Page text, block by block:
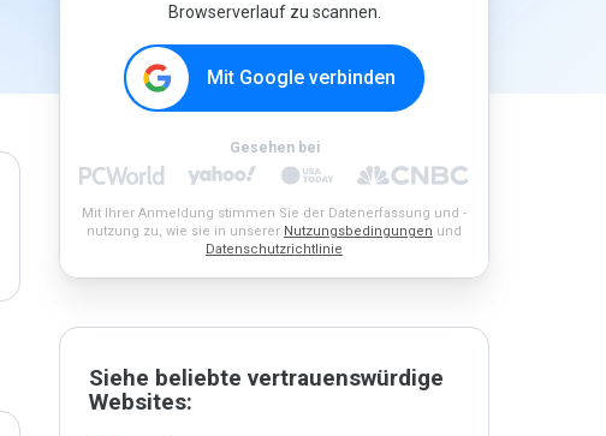
Browserverlauf zu scannen.
Mit Google verbinden
Gesehen bei
Mit Ihrer Anmeldung stimmen Sie der Datenerfassung und -
nutzung zu, wie sie in unserer Nutzungsbedingungen und
Datenschutzrichtlinie
Siehe beliebte vertrauenswürdige
Websites: